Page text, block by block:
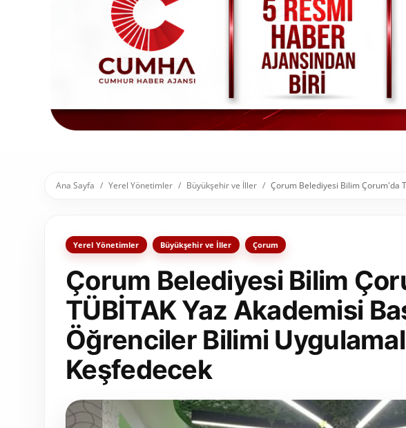
Sivil Toplum Kuruluşları
Kamu Kurumları ve Üst Kurullar
Resmi Reklamlar
Ana Sayfa Yerel Yönetimler Büyükşehir ve İller Çorum Belediyesi Bilim Çorum'da
Yerel Yönetimler Büyükşehir ve İller Çorum
Çorum Belediyesi Bilim
TÜBİTAK Yaz Akademisi
Öğrenciler Bilimi
Keşfedecek